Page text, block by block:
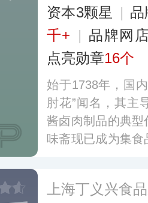
资本3颗星
| 品
千+ | 品牌网
点亮勋章16个
始于1738年，国
肘花”闻名，其主
酱卤肉制品的典
味斋现已成为集
艺已被列入国家
上海丁义兴食